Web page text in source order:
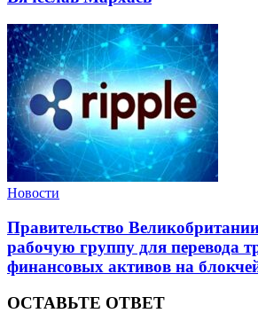
Новости
Правительство
рабочую группу для перевода
финансовых активов на
ОСТАВЬТЕ ОТВЕТ